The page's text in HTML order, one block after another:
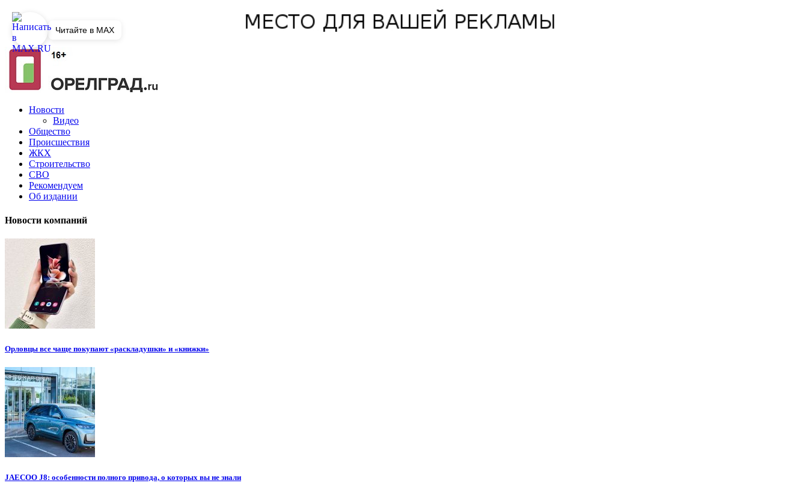
Новости
Видео
Общество
Происшествия
ЖКХ
Строительство
СВО
Рекомендуем
Об издании
Новости компаний
Орловцы все чаще покупают «раскладушки» и «книжки»
JAECOO J8: особенности полного привода, о которых вы не знали
Читайте в MAX